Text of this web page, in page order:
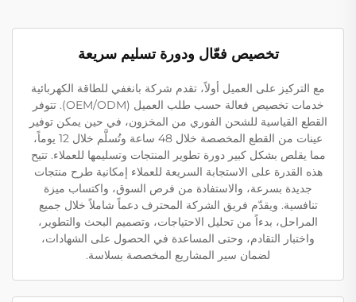
تخصيص فعّال ودورة تسليم سريعة
مع التركيز على العميل أولاً، تقدم شركة بانغفي للطاقة الكهربائية
خدمات تخصيص فعالة حسب طلب العميل (OEM/ODM). تتوفر
القطع القياسية للشحن الفوري من المخزون، في حين يمكن توفير
عينات من القطع المخصصة خلال 48 ساعة وتُسلَّم خلال 12 يوماً،
مما يقلص بشكل كبير دورة تطوير المنتجات وتسليمها للعملاء. تتيح
هذه القدرة على الاستجابة السريعة للعملاء إمكانية طرح منتجات
جديدة بسرعة، والاستفادة من فرص السوق، واكتساب ميزة
تنافسية. ويقدّم فريق الشركة المحترف دعماً شاملاً خلال جميع
المراحل، بدءاً من تحليل الاحتياجات، وتصميم البحث والتطوير،
واختبار التقادم، وحتى المساعدة في الحصول على الشهادات،
لضمان سير المشاريع المخصصة بسلاسة.